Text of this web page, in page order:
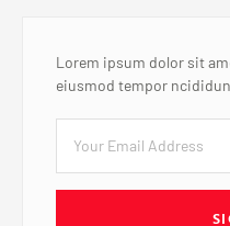
Lorem ipsum dolor sit
eiusmod tempor